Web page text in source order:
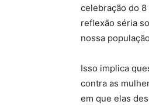
celebração do
reflexão séria
nossa
Isso implica
contra as
em que elas